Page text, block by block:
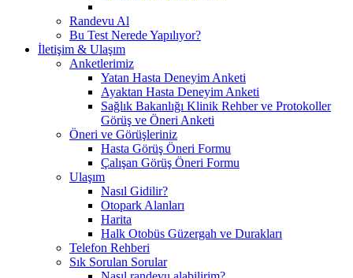
Randevu Al
Bu Test Nerede Yapılıyor?
İletişim & Ulaşım
Anketlerimiz
Yatan Hasta Deneyim Anketi
Ayaktan Hasta Deneyim Anketi
Sağlık Bakanlığı Klinik Rehber ve Protokoller
Görüş ve Öneri Anketi
Öneri ve Görüşleriniz
Hasta Görüş Öneri Formu
Çalışan Görüş Öneri Formu
Ulaşım
Nasıl Gidilir?
Otopark Alanları
Harita
Halk Otobüs Güzergah ve Durakları
Telefon Rehberi
Sık Sorulan Sorular